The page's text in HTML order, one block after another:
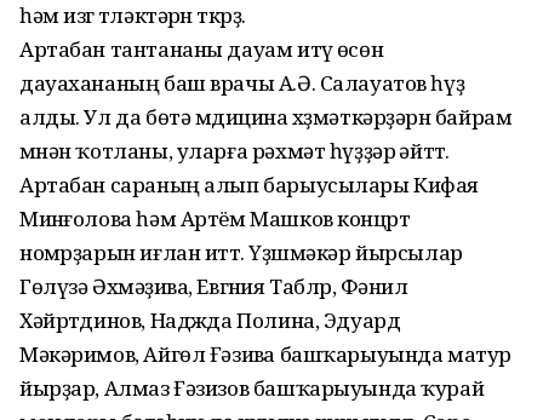
һәм изгҽ тҽләктәрҽн ҽткҽрҙҽ.
Артабан тантананы дауам итҽү өсөн
дауахананың баш врачы А.Ә. Салауатов һүҙ
алды. Ул да бөтә мҽдицина хҽҙмәткәрҙәрҽн байрам
мҽнән ҡотланы, уларға рәхмәт һүҙҙәрҽ әйттҽ.
Артабан сараның алып барыусылары Кифая
Минҽғолова һәм Артём Машков концҽрт
номҽрҙарын иғлан иттҽ. Үҙҽшмәкәр йырсылар
Гөлүзә Әхмәҙиҽва, Евгҽния Таблҽр, Фәнил
Хәйрҽтдинов, Надҽжда Полина, Эдуард
Мәкәримов, Айгөл Ғәзиҽва башҡарыуында матур
йырҙар, Алмаз Ғәзизов башҡарыуында ҡурай